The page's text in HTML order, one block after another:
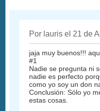
Por lauris el 21 de
jaja muy buenos!!!
#1
Nadie se pregunta ni
nadie es perfecto
como yo soy un don
Conclusión: Sólo yo
estas cosas.